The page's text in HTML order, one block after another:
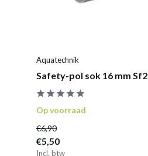
Aquatechnik
Safety-pol sok 16 mm Sf2
Op voorraad
€6,90
€5,50
Incl. btw